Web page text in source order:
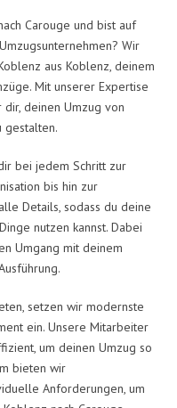
Carouge und bist auf
Wir
aus Koblenz, deinem
Mit unserer Expertise
deinen Umzug von
gestalten.
bei jedem Schritt zur
bis hin zur
Details, sodass du deine
nutzen kannst. Dabei
Umgang mit deinem
setzen wir modernste
ein. Unsere Mitarbeiter
um deinen Umzug so
bieten wir
Anforderungen, um